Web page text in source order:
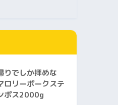
りでしか拝めな
ロリーポークステ
ポス2000g